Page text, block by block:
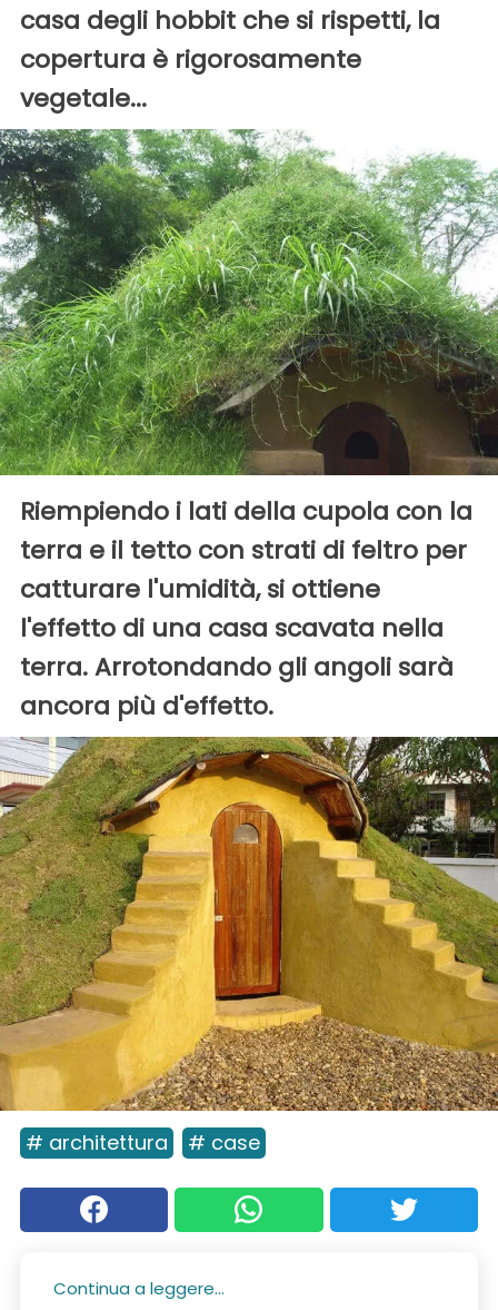
casa degli hobbit che si rispetti, la
copertura è rigorosamente
vegetale...
Riempiendo i lati della cupola con la
terra e il tetto con strati di feltro per
catturare l'umidità, si ottiene
l'effetto di una casa scavata nella
terra. Arrotondando gli angoli sarà
ancora più d'effetto.
# architettura # case
Continua a leggere...